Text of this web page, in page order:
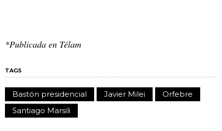
*Publicada en Télam
TAGS
Bastón presidencial Javier Milei
Orfebre
Santiago Marsili